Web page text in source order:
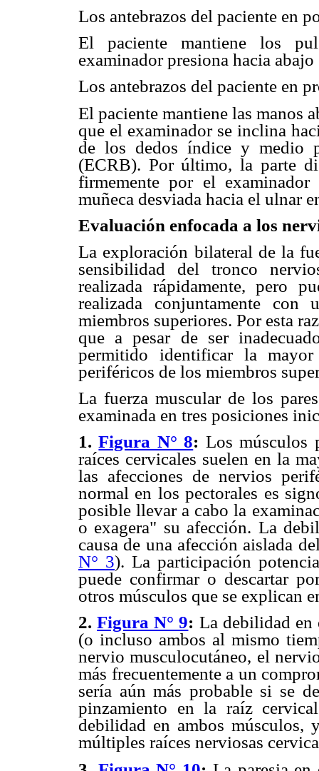
Los antebrazos del paciente en
El paciente mantiene los
examinador presiona hacia
Los antebrazos del paciente en
El paciente mantiene las manos
que el examinador se inclina
de los dedos índice y medio
(ECRB). Por último, la parte
firmemente por el
muñeca desviada hacia el ulnar
Evaluación enfocada a los
La exploración bilateral de la
sensibilidad del tronco
realizada rápidamente, pero
realizada conjuntamente
miembros superiores. Por esta
que a pesar de ser
permitido identificar la
periféricos de los miembros
La fuerza muscular de los
examinada en tres posiciones
1.Figura N° 8: Los músculos
raíces cervicales suelen en la
las afecciones de nervios
normal en los pectorales es
posible llevar a cabo la
o exagera" su afección. La
causa de una afección aislada
N° 3). La participación
puede confirmar o descartar
otros músculos que se explican
2.Figura N° 9: La debilidad en
(o incluso ambos al mismo
nervio musculocutáneo, el
más frecuentemente a un
sería aún más probable si se
pinzamiento en la raíz
debilidad en ambos músculos,
múltiples raíces nerviosas